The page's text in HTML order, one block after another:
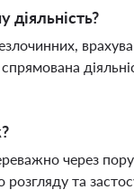
через
та